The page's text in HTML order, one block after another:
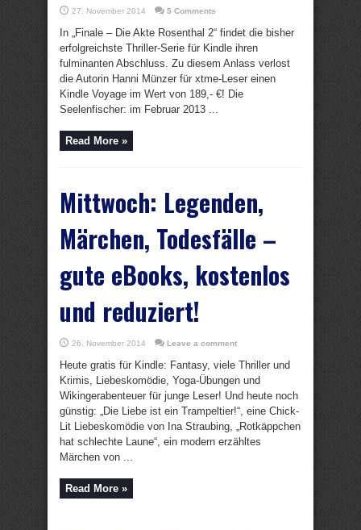
27. November 2014 5 Comments
In „Finale – Die Akte Rosenthal 2“ findet die bisher
erfolgreichste Thriller-Serie für Kindle ihren
fulminanten Abschluss. Zu diesem Anlass verlost
die Autorin Hanni Münzer für xtme-Leser einen
Kindle Voyage im Wert von 189,- €! Die
Seelenfischer: im Februar 2013 ...
Read More »
Mittwoch: Legenden,
Märchen, Todesfälle –
gute eBooks, kostenlos
und reduziert!
26. November 2014 Leave a comment
Heute gratis für Kindle: Fantasy, viele Thriller und
Krimis, Liebeskomödie, Yoga-Übungen und
Wikingerabenteuer für junge Leser! Und heute noch
günstig: „Die Liebe ist ein Trampeltier!“, eine Chick-
Lit Liebeskomödie von Ina Straubing, „Rotkäppchen
hat schlechte Laune“, ein modern erzähltes
Märchen von ...
Read More »